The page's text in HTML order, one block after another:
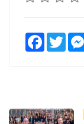
FacebookTwitter